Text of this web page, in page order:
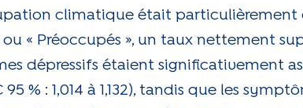
climatique était particulièrement
« Préoccupés », un taux nettement
dépressifs étaient significativement
95 % : 1,014 à 1,132), tandis que les